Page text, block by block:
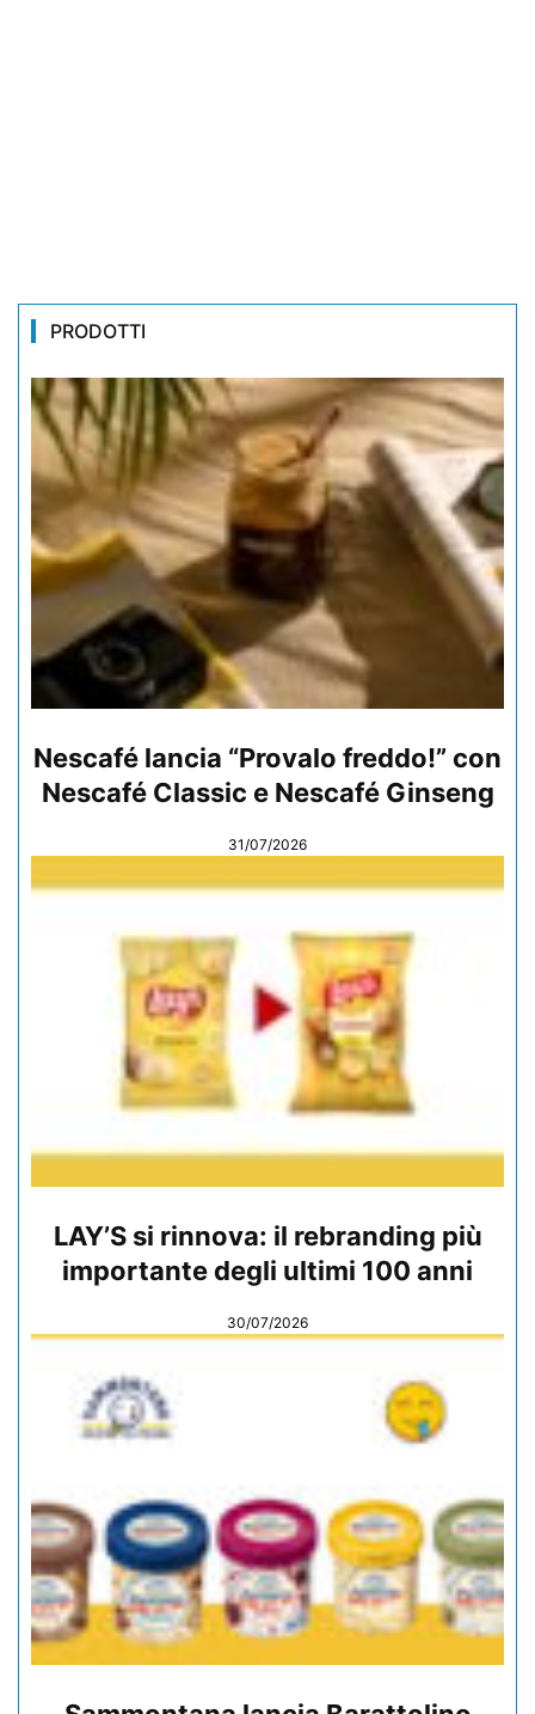
PRODOTTI
Nescafé lancia “Provalo freddo!” con
Nescafé Classic e Nescafé Ginseng
31/07/2026
LAY’S si rinnova: il rebranding più
importante degli ultimi 100 anni
30/07/2026